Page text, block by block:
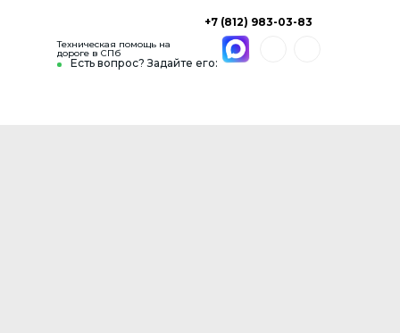
Есть вопрос? Задайте его:
+7 (812) 983-03-83
Техническая помощь на
дороге в СПб